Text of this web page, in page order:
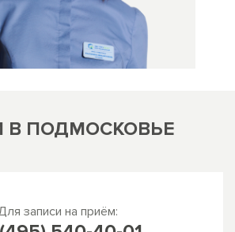
В ПОДМОСКОВЬЕ
записи на приём: